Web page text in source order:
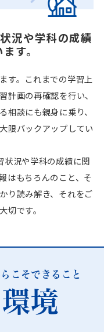
況や学科の成績
す。
す。これまでの学習上
計画の再確認を行い、
談にも親身に乗り、
限バックアップしてい
状況や学科の成績に関
はもちろんのこと、そ
り読み解き、それをご
切です。
こそできること
境